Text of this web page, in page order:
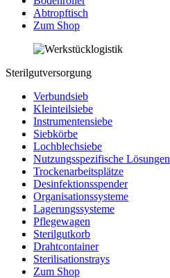
Abtropftisch
Zum Shop
Sterilgutversorgung
Verbundsieb
Kleinteilsiebe
Instrumentensiebe
Siebkörbe
Lochblechsiebe
Nutzungsspezifische Lösungen
Trockenarbeitsplätze
Desinfektionsspender
Organisationssysteme
Lagerungssysteme
Pflegewagen
Sterilgutkorb
Drahtcontainer
Sterilisationstrays
Zum Shop